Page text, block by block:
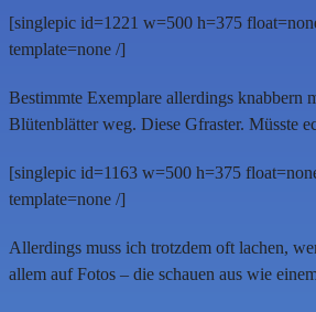
[singlepic id=1221 w=500 h=375
template=none /]
Bestimmte Exemplare allerdings knabbern
Blütenblätter weg. Diese Gfraster. Müsste
[singlepic id=1163 w=500 h=375
template=none /]
Allerdings muss ich trotzdem oft lachen,
allem auf Fotos – die schauen aus wie